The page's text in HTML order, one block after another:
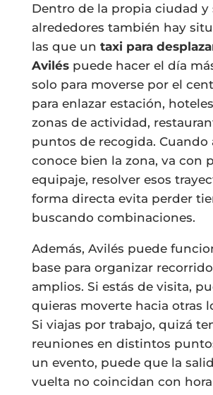
Dentro de la propia ciudad y
alrededores también hay
las que un taxi para
Aviléspuede hacer el día
solo para moverse por el
para enlazar estación,
zonas de actividad,
puntos de recogida. Cuando
conoce bien la zona, va con
equipaje, resolver esos
forma directa evita perder
buscando combinaciones.
Además, Avilés puede
base para organizar
amplios. Si estás de visita,
quieras moverte hacia otras
Si viajas por trabajo, quizá
reuniones en distintos
un evento, puede que la
vuelta no coincidan con